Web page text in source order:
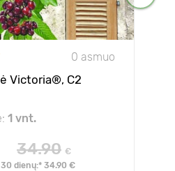
0 asmuo
Victoria®, C2
1 vnt.
34.90 €
dienų:* 34.90 €